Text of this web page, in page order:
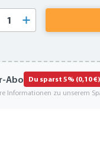
Anzahl:
Abo Du sparst 5% (0,10 €)
Informationen zu unserem